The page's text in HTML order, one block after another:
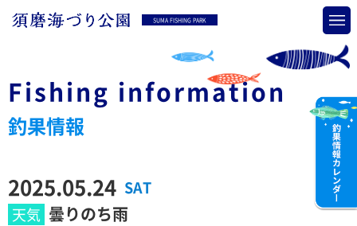
SUMA FISHING PARK
Fishing information
釣果情報
2025.05.24 SAT
曇りのち雨